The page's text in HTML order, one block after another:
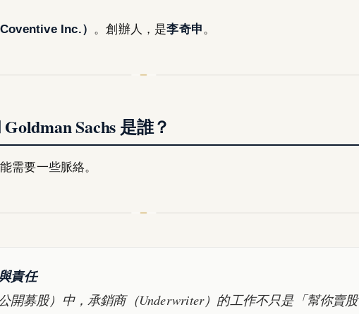
Inc.） 。創辦人，是李奇申。
Sachs 是誰？
需要一些脈絡。
責任
開募股）中，承銷商（Underwriter）的工作不只是「幫你賣股